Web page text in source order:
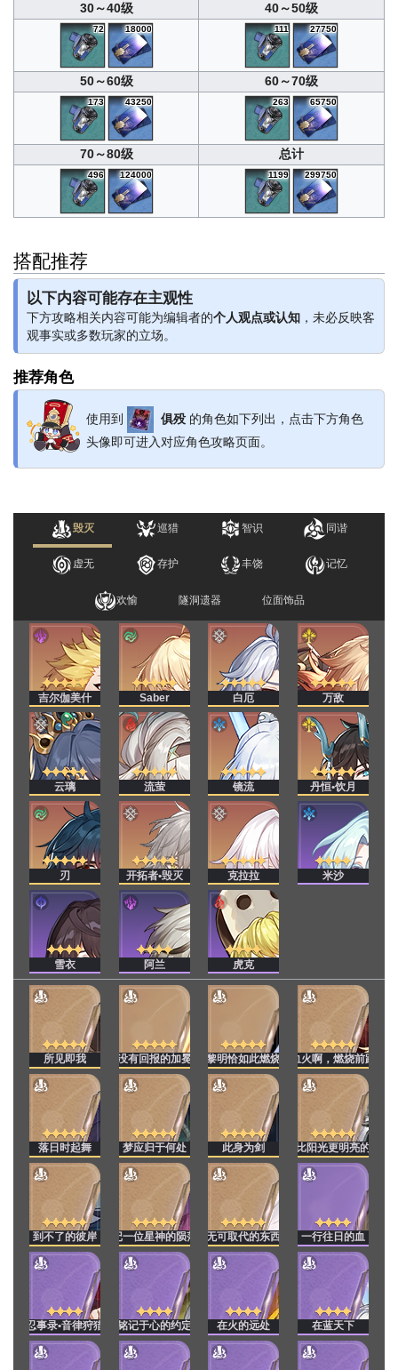
30～40级 40～50级
72 18000 111 27750
50～60级 60～70级
173 43250 263 65750
70～80级 总计
496 124000 1199 299750
搭配推荐
以下内容可能存在主观性
下方攻略相关内容可能为编辑者的个人观点或认知 ，未必反映客
观事实或多数玩家的立场。
推荐角色
使用到 俱殁的角色如下列出，点击下方角色
头像即可进入对应角色攻略页面。
毁灭 巡猎 智识 同谐
虚无 存护 丰饶 记忆
欢愉 隧洞遗器 位面饰品
吉尔伽美什 Saber 白厄 万敌
云璃 流萤 镜流 丹恒•饮月
刃 开拓者•毁灭 克拉拉 米沙
雪衣 阿兰 虎克
所见即我 没有回报的加冕 黎明恰如此燃烧 血火啊，燃烧前路
落日时起舞 梦应归于何处 此身为剑 比阳光更明亮的
到不了的彼岸 记一位星神的陨落 无可取代的东西 一行往日的血
忍事录•音律狩猎 铭记于心的约定 在火的远处 在蓝天下